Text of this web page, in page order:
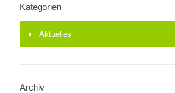
Kategorien
Aktuelles
Archiv